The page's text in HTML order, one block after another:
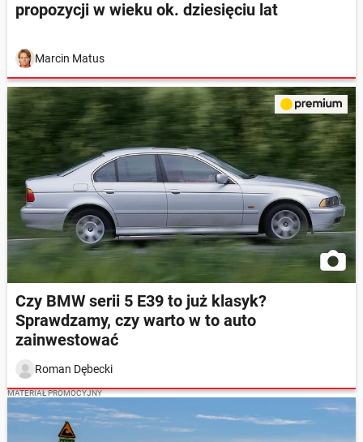
propozycji w wieku ok. dziesięciu lat
Marcin Matus
Czy BMW serii 5 E39 to już klasyk?
Sprawdzamy, czy warto w to auto
zainwestować
Roman Dębecki
MATERIAŁ PROMOCYJNY